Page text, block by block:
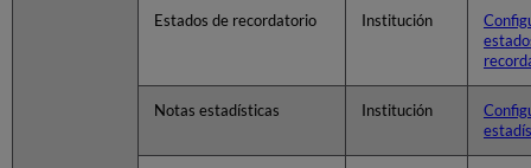
Estados de recordatorio Institución
Notas estadísticas Institución